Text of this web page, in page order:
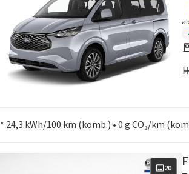
ab
* 24,3 kWh/100 km (komb.) • 0 g CO₂/km
20